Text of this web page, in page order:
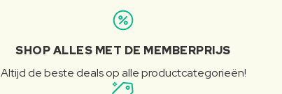
SHOP ALLES MET DE MEMBERPRIJS
Altijd de beste deals op alle productcategorieën!